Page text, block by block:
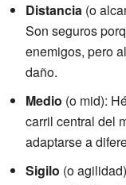
Distancia (o
Son seguros
enemigos, pero
daño.
Medio (o mid):
carril central del
adaptarse a
Sigilo (o